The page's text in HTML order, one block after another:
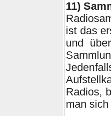
11)
ist das
und
Radios,
man